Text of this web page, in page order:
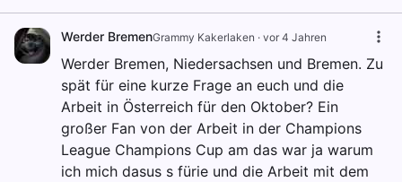
Werder BremenGrammy Kakerlaken · vor 4 Jahren
Werder Bremen, Niedersachsen und Bremen. Zu
spät für eine kurze Frage an euch und die
Arbeit in Österreich für den Oktober? Ein
großer Fan von der Arbeit in der Champions
League Champions Cup am das war ja warum
ich mich dasus s fürie und die Arbeit mit dem